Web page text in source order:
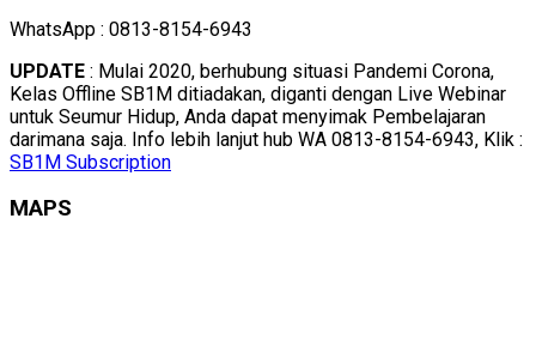
WhatsApp : 0813-8154-6943
UPDATE : Mulai 2020, berhubung situasi Pandemi Corona,
Kelas Offline SB1M ditiadakan, diganti dengan Live Webinar
untuk Seumur Hidup, Anda dapat menyimak Pembelajaran
darimana saja. Info lebih lanjut hub WA 0813-8154-6943, Klik :
SB1M Subscription
MAPS